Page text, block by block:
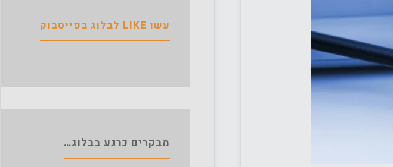
עשו LIKE לבלוג בפייסבוק
מבקרים כרגע בבלוג…